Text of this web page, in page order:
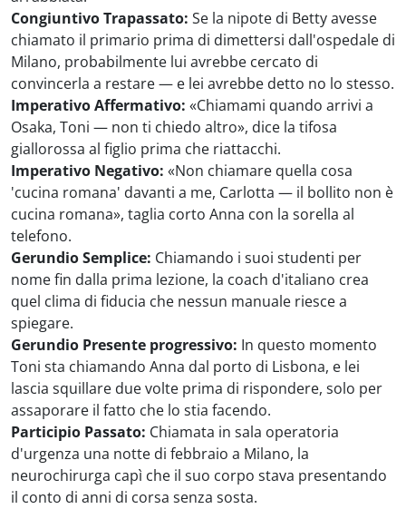
Congiuntivo Trapassato: Se la nipote di Betty avesse
chiamato il primario prima di dimettersi dall'ospedale di
Milano, probabilmente lui avrebbe cercato di
convincerla a restare — e lei avrebbe detto no lo stesso.
Imperativo Affermativo: «Chiamami quando arrivi a
Osaka, Toni — non ti chiedo altro», dice la tifosa
giallorossa al figlio prima che riattacchi.
Imperativo Negativo: «Non chiamare quella cosa
'cucina romana' davanti a me, Carlotta — il bollito non è
cucina romana», taglia corto Anna con la sorella al
telefono.
Gerundio Semplice: Chiamando i suoi studenti per
nome fin dalla prima lezione, la coach d'italiano crea
quel clima di fiducia che nessun manuale riesce a
spiegare.
Gerundio Presente progressivo: In questo momento
Toni sta chiamando Anna dal porto di Lisbona, e lei
lascia squillare due volte prima di rispondere, solo per
assaporare il fatto che lo stia facendo.
Participio Passato: Chiamata in sala operatoria
d'urgenza una notte di febbraio a Milano, la
neurochirurga capì che il suo corpo stava presentando
il conto di anni di corsa senza sosta.